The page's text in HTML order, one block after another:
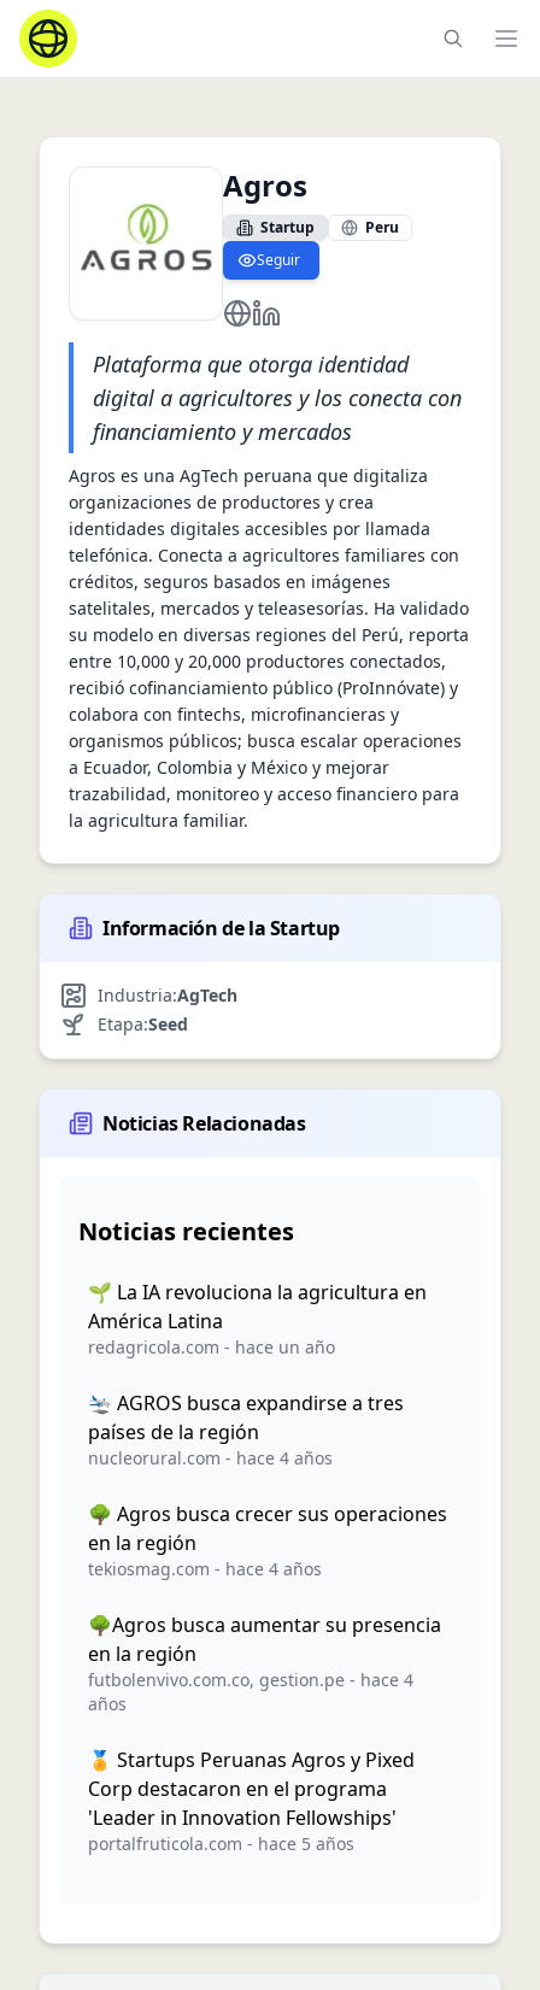
Agros
Startup
Peru
Seguir
https://www.agros.tech/
https://dk.linkedin.com/
Plataforma que otorga identidad
digital a agricultores y los conecta con
financiamiento y mercados
Agros es una AgTech peruana que digitaliza
organizaciones de productores y crea
identidades digitales accesibles por llamada
telefónica. Conecta a agricultores familiares con
créditos, seguros basados en imágenes
satelitales, mercados y teleasesorías. Ha validado
su modelo en diversas regiones del Perú, reporta
entre 10,000 y 20,000 productores conectados,
recibió cofinanciamiento público (ProInnóvate) y
colabora con fintechs, microfinancieras y
organismos públicos; busca escalar operaciones
a Ecuador, Colombia y México y mejorar
trazabilidad, monitoreo y acceso financiero para
la agricultura familiar.
Información de la Startup
Industria:AgTech
Etapa:Seed
Noticias Relacionadas
Noticias recientes
🌱 La IA revoluciona la agricultura en
América Latina
redagricola.com - hace un año
🛬 AGROS busca expandirse a tres
países de la región
nucleorural.com - hace 4 años
🌳 Agros busca crecer sus operaciones
en la región
tekiosmag.com - hace 4 años
🌳Agros busca aumentar su presencia
en la región
futbolenvivo.com.co, gestion.pe - hace 4
años
🏅 Startups Peruanas Agros y Pixed
Corp destacaron en el programa
'Leader in Innovation Fellowships'
portalfruticola.com - hace 5 años